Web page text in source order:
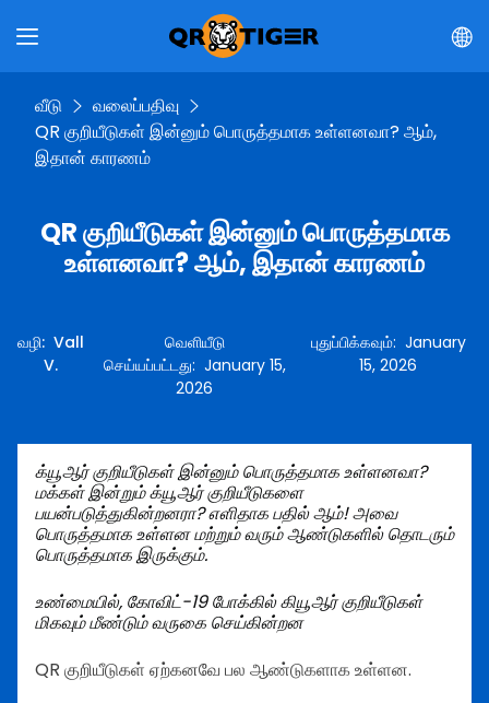
வீடு
வலைப்பதிவு
QR குறியீடுகள் இன்னும் பொருத்தமாக உள்ளனவா? ஆம்,
இதான் காரணம்
QR குறியீடுகள் இன்னும் பொருத்தமாக
உள்ளனவா? ஆம், இதான் காரணம்
வழி: Vall
V.
வெளியீடு
செய்யப்பட்டது: January 15,
2026
புதுப்பிக்கவும்: January
15, 2026
க்யூஆர் குறியீடுகள் இன்னும் பொருத்தமாக உள்ளனவா?
மக்கள் இன்றும் க்யூஆர் குறியீடுகளை
பயன்படுத்துகின்றனரா? எளிதாக பதில் ஆம்! அவை
பொருத்தமாக உள்ளன மற்றும் வரும் ஆண்டுகளில் தொடரும்
பொருத்தமாக இருக்கும்.
உண்மையில், கோவிட்-19 போக்கில் கியூஆர் குறியீடுகள்
மிகவும் மீண்டும் வருகை செய்கின்றன
QR குறியீடுகள் ஏற்கனவே பல ஆண்டுகளாக உள்ளன.